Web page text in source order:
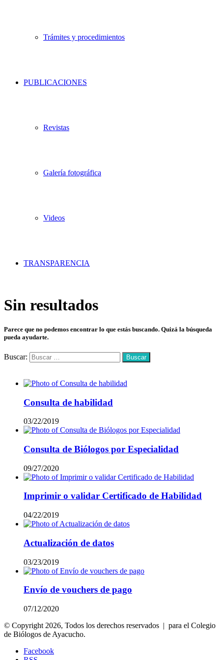
Trámites y procedimientos
PUBLICACIONES
Revistas
Galería fotográfica
Videos
TRANSPARENCIA
Sin resultados
Parece que no podemos encontrar lo que estás buscando. Quizá la búsqueda
pueda ayudarte.
Buscar:
Consulta de habilidad
03/22/2019
Consulta de Biólogos por Especialidad
09/27/2020
Imprimir o validar Certificado de Habilidad
04/22/2019
Actualización de datos
03/23/2019
Envío de vouchers de pago
07/12/2020
© Copyright 2026, Todos los derechos reservados | para el Colegio
de Biólogos de Ayacucho.
Facebook